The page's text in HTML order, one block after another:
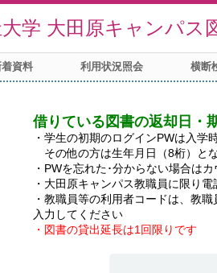
学 大田原キャンパス
資料 利用状況照会 横断
借りている図書の返却日・
・学生の初期のログインPWは入学
その他の方は生年月日（8桁）と
・PWを忘れた･分からない場合は
・大田原キャンパス教職員に限り
・教職員等の利用者コードは、教職
・図書の貸出延長は1回限りです